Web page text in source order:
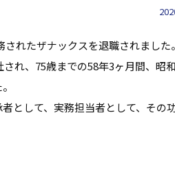
れたザナックスを退職されました。
れ、75歳までの58年3ヶ月間、昭
として、実務担当者として、その